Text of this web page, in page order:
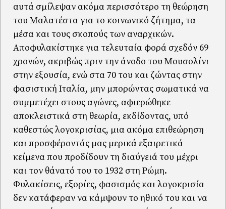
αυτά σμίλεψαν ακόμα περισσότερο τη θεώρηση
του Μαλατέστα για το κοινωνικό ζήτημα, τα
μέσα και τους σκοπούς των αναρχικών.
Αποφυλακίστηκε για τελευταία φορά σχεδόν 69
χρονών, ακριβώς πριν την άνοδο του Μουσολίνι
στην εξουσία, ενώ στα 70 του και ζώντας στην
φασιστική Ιταλία, μην μπορώντας σωματικά να
συμμετέχει στους αγώνες, αφιερώθηκε
αποκλειστικά στη θεωρία, εκδίδοντας, υπό
καθεστώς λογοκρισίας, μια ακόμα επιθεώρηση
και προσφέροντάς μας μερικά εξαιρετικά
κείμενα που προδίδουν τη διαύγειά του μέχρι
και τον θάνατό του το 1932 στη Ρώμη.
Φυλακίσεις, εξορίες, φασισμός και λογοκρισία
δεν κατάφεραν να κάμψουν το ηθικό του και να